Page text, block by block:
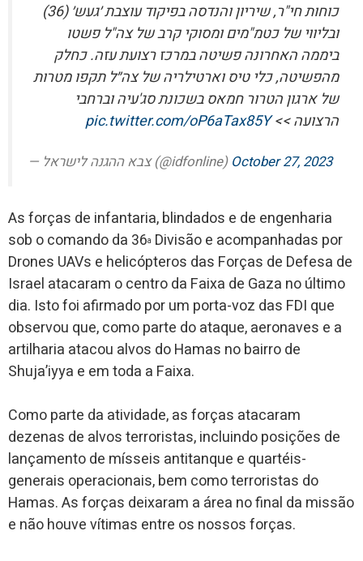
כוחות חי"ר, שיריון והנדסה בפיקוד עוצבת ׳געש׳ (36)
ובליווי של כטמ"מים ומסוקי קרב של צה"ל פשטו
ביממה האחרונה פשיטה במרכז רצועת עזה. כחלק
מהפשיטה, כלי טיס וארטילריה של צה״ל תקפו מטרות
של ארגון הטרור חמאס בשכונת סג'עיה וברחבי
הרצועה >>pic.twitter.com/oP6aTax85Y
— צבא ההגנה לישראל (@idfonline) October 27, 2023
As forças de infantaria, blindados e de engenharia
sob o comando da 36a Divisão e acompanhadas por
Drones UAVs e helicópteros das Forças de Defesa de
Israel atacaram o centro da Faixa de Gaza no último
dia. Isto foi afirmado por um porta-voz das FDI que
observou que, como parte do ataque, aeronaves e a
artilharia atacou alvos do Hamas no bairro de
Shuja’iyya e em toda a Faixa.
Como parte da atividade, as forças atacaram
dezenas de alvos terroristas, incluindo posições de
lançamento de mísseis antitanque e quartéis-
generais operacionais, bem como terroristas do
Hamas. As forças deixaram a área no final da missão
e não houve vítimas entre os nossos forças.